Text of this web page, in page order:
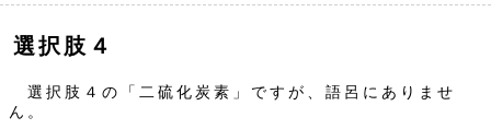
選択肢４
選択肢４の「二硫化炭素」ですが、語呂にありませ
ん。